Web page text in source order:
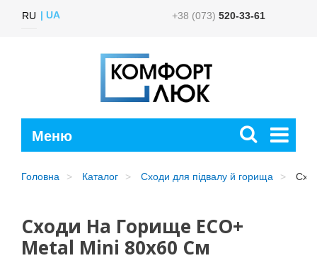
RU UA +38 (073) 520-33-61
Головна Каталог Сходи для підвалу й горища
Сходи На Горище ECO+
Metal Mini 80х60 См